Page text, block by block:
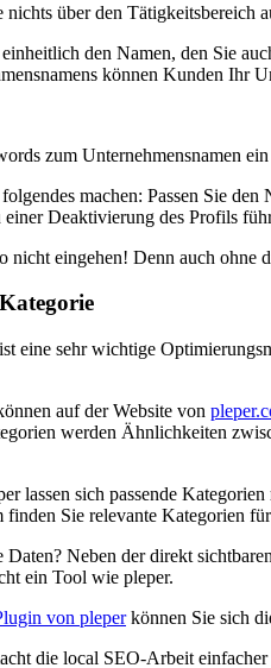
über den Tätigkeitsbereich
den Namen, den Sie
können Kunden Ihr
zum Unternehmensnamen
machen: Passen Sie
Deaktivierung des Profils
nicht eingehen! Denn auch
eine sehr wichtige
auf der Website von
werden Ähnlichkeiten
Sie relevante Kategorien
Neben der direkt
ein Tool wie pleper.
von pleperkönnen Sie sich